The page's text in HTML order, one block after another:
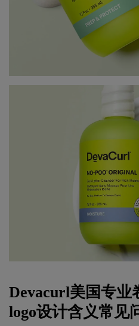
Devacurl美国专业
logo设计含义常见